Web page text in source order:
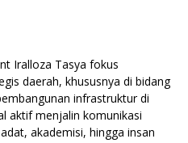
Iralloza Tasya fokus
daerah, khususnya di bidang
infrastruktur di
aktif menjalin komunikasi
akademisi, hingga insan